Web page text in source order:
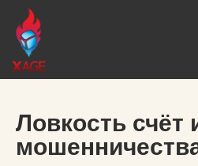
Ловкость счёт